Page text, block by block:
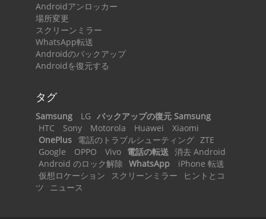
Androidアンロッカー
場所変更
スクリーンミラー
WhatsApp転送
Androidのバックアップ
Androidを復元する
タグ
Samsung LG バックアップの復元 Samsung
HTC
Sony Motorola Huawei
Xiaomi
OnePlus 電話のトラブルシューティング ZTE
Google
OPPO Vivo 電話の転送 消去 Android
Android のロック解除 WhatsApp
iPhone 転送
仮想ロケーション
スクリーンミラー
ヒントとコ
ツ
ニュース